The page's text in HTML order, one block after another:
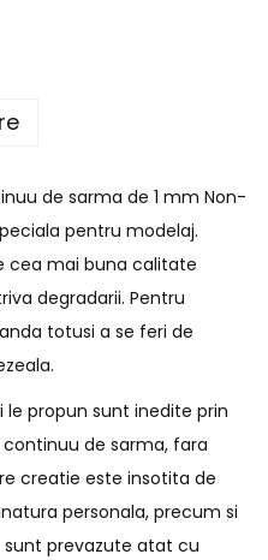
de sarma de 1 mm Non-
pentru modelaj.
cea mai buna calitate
degradarii. Pentru
totusi a se feri de
propun sunt inedite prin
de sarma, fara
creatie este insotita de
personala, precum si
prevazute atat cu